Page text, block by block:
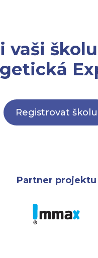
vaši
Registrovat školu
Partner projektu